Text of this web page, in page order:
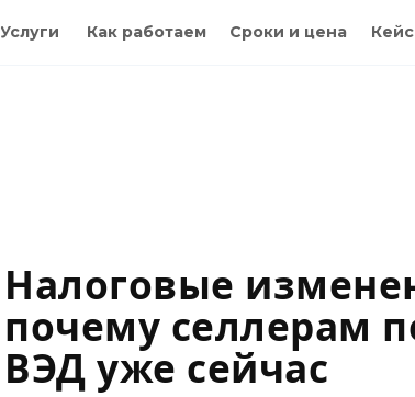
Услуги Как работаем Сроки и цена
Налоговые
почему селлерам
ВЭД уже сейчас